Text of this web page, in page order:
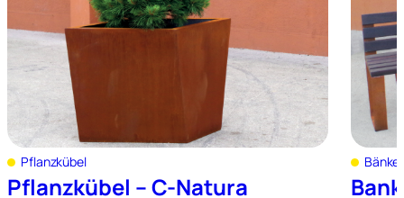
Pflanzkübel
Pflanzkübel – C-Natura
Bänke